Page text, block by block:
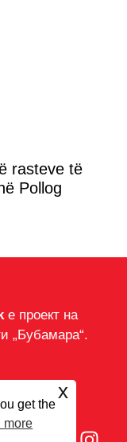
rasteve të
Pollog
е проект на
„Бубамара“.
get the
more
x